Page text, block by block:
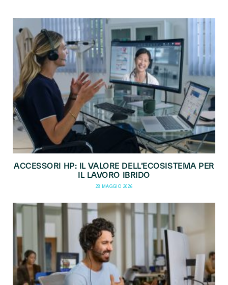
ACCESSORI HP: IL VALORE DELL’ECOSISTEMA PER
IL LAVORO IBRIDO
28 MAGGIO 2026